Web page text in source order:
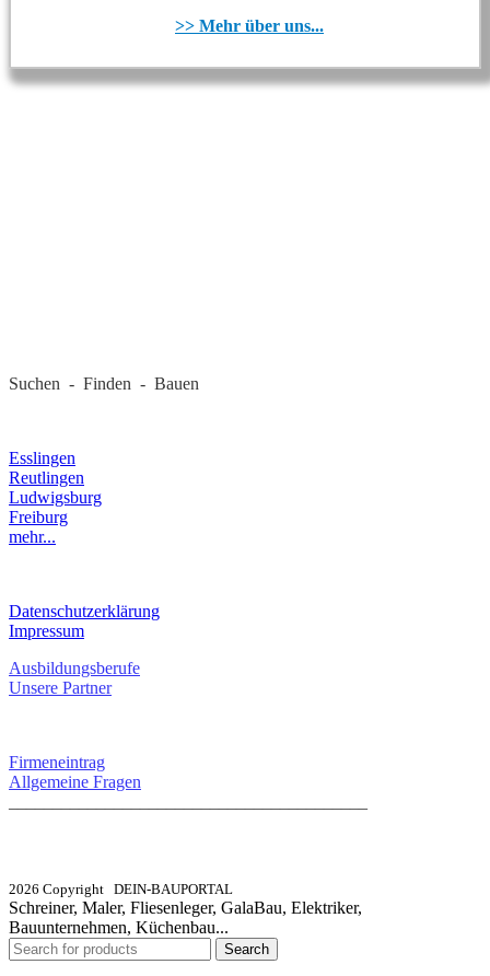
>> Mehr über uns...
Suchen - Finden - Bauen
Esslingen
Reutlingen
Ludwigsburg
Freiburg
mehr...
Datenschutzerklärung
Impressum
Ausbildungsberufe
Unsere Partner
Firmeneintrag
Allgemeine Fragen
2026 Copyright DEIN-BAUPORTAL
Schreiner, Maler, Fliesenleger, GalaBau, Elektriker,
Bauunternehmen, Küchenbau...
Search